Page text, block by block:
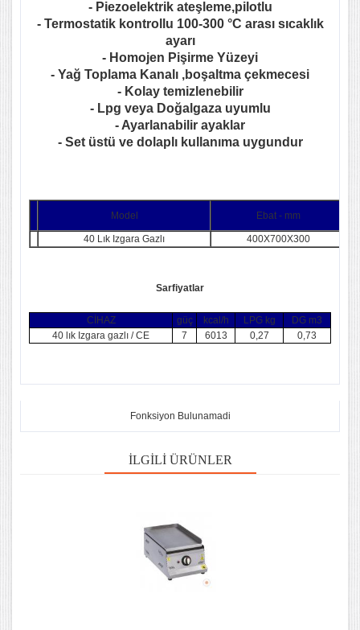
- Piezoelektrik ateşleme,pilotlu
- Termostatik kontrollu 100-300 °C arası sıcaklık
ayarı
- Homojen Pişirme Yüzeyi
- Yağ Toplama Kanalı ,boşaltma çekmecesi
- Kolay temizlenebilir
- Lpg veya Doğalgaza uyumlu
- Ayarlanabilir ayaklar
- Set üstü ve dolaplı kullanıma uygundur
Model Ebat - mm
40 Lık Izgara Gazlı 400X700X300
Sarfiyatlar
CİHAZ güç kcal/h LPG kg
DG m3
40 lık Izgara gazlı / CE
7 6013 0,27 0,73
Fonksiyon Bulunamadi
İLGILI ÜRÜNLER